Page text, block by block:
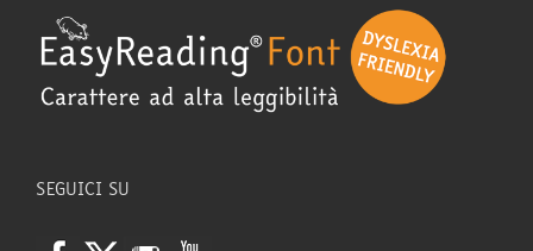
SEGUICI SU